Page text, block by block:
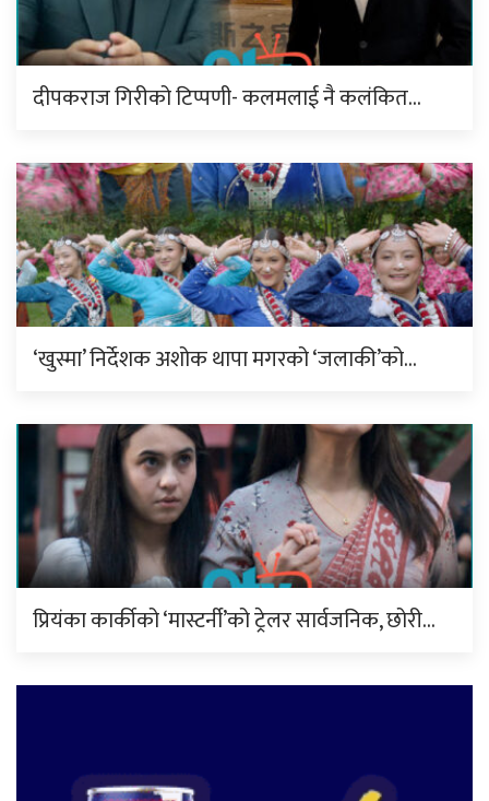
दीपकराज गिरीको टिप्पणी- कलमलाई नै कलंकित…
‘खुस्मा’ निर्देशक अशोक थापा मगरको ‘जलाकी’को…
प्रियंका कार्कीको ‘मास्टर्नी’को ट्रेलर सार्वजनिक, छोरी…